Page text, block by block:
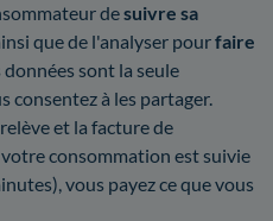
desuivre sa
que de l'analyser pourfaire
données sont la seule
consentez à les partager.
et la facture de
consommation est suivie
vous payez ce que vous